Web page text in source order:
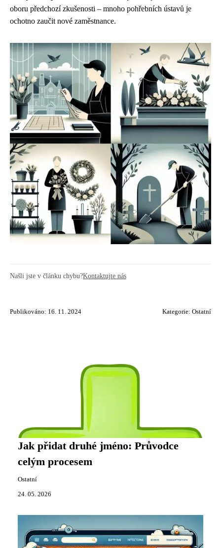
oboru předchozí zkušenosti – mnoho pohřebních ústavů je
ochotno zaučit nové zaměstnance.
Našli jste v článku chybu?Kontaktujte nás
Publikováno: 16. 11. 2024 Kategorie: Ostatní
Jak přidat druhé jméno: Průvodce
celým procesem
Ostatní
24. 05. 2026